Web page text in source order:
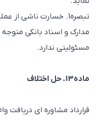
تبصره1. خسارت ناشی از
مدارک و اسناد بانکی متوجه
مسئولیتی ندارد.
ماده13. حل اختلاف
قرارداد مشاوره ای دریافت وام